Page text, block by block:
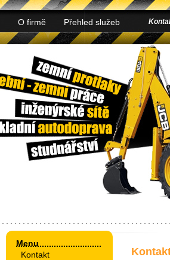
O firmě Přehled služeb
Menu
Kontakt